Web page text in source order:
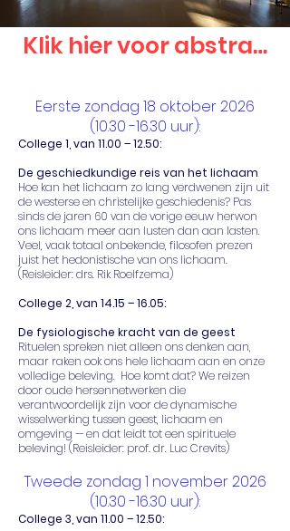
Klik hier voor
Eerste zondag 18 oktober2026
(10.30 -16.30 uur):
College 1, van 11.00 – 12.50:
De geschiedkundige reis van het lichaam
Hoe kan het lichaam zo lang verdwenen zijn uit
de westerse en christelijke geschiedenis? Pas
sinds de jaren 60 van de vorige eeuw herwon
ons lichaam meer aan lusten dan aan lasten.
Veel, vaak totaal onbekende, filosofen prezen
juist het hedonistische van ons lichaam.
(Reisleider: drs. Rik Roelfzema)
College 2, van 14.15 – 16.05:
De fysiologische kracht van de geest
Rituelen spreken niet alleen ons denken aan,
maar raken ook ons hele lichaam aan en onze
volledige beleving. Hoe komt dat? We reizen
door oude hersennetwerken die
verantwoordelijk zijn voor de dynamische
wisselwerking tussen geest, lichaam en
omgeving — en dat leidt tot een spirituele
beleving! (Reisleider: prof. dr. Luc Crevits)
Tweede zondag 1 november2026
(10.30 -16.30 uur):
College 3, van 11.00 – 12.50: